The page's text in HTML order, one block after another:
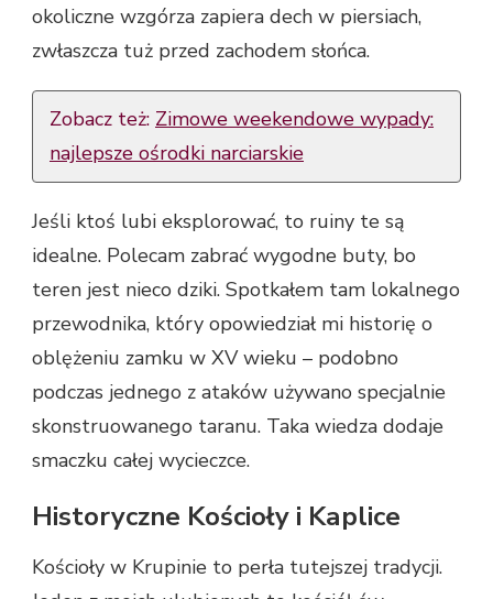
okoliczne wzgórza zapiera dech w piersiach,
zwłaszcza tuż przed zachodem słońca.
Zobacz też: Zimowe weekendowe wypady:
najlepsze ośrodki narciarskie
Jeśli ktoś lubi eksplorować, to ruiny te są
idealne. Polecam zabrać wygodne buty, bo
teren jest nieco dziki. Spotkałem tam lokalnego
przewodnika, który opowiedział mi historię o
oblężeniu zamku w XV wieku – podobno
podczas jednego z ataków używano specjalnie
skonstruowanego taranu. Taka wiedza dodaje
smaczku całej wycieczce.
Historyczne Kościoły i Kaplice
Kościoły w Krupinie to perła tutejszej tradycji.